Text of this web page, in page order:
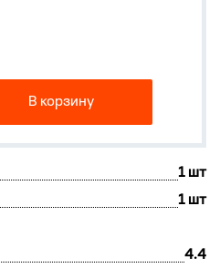
В корзину
1 шт
1 шт
4.4